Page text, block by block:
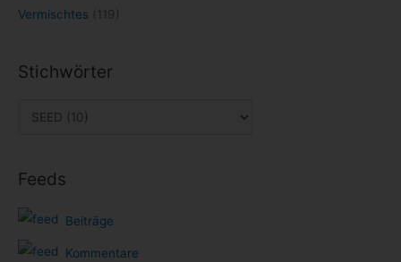
Vermischtes (119)
Stichwörter
Feeds
Beiträge
Kommentare